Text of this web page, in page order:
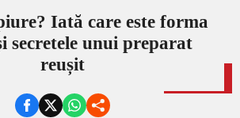
Iată care este forma
secretele unui preparat
reușit